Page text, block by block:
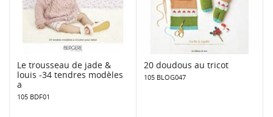
Le trousseau de jade &
louis -34 tendres modèles
a
105 BDF01
20 doudous au tricot
105 BLOG047